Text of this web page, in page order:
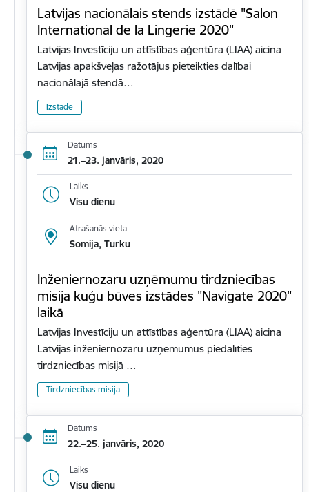
Latvijas nacionālais stends izstādē "Salon
International de la Lingerie 2020"
Latvijas Investīciju un attīstības aģentūra (LIAA) aicina
Latvijas apakšveļas ražotājus pieteikties dalībai
nacionālajā stendā…
Izstāde
Datums
21.–23. janvāris, 2020
Laiks
Visu dienu
Atrašanās vieta
Somija, Turku
Inženiernozaru uzņēmumu tirdzniecības
misija kuģu būves izstādes "Navigate 2020"
laikā
Latvijas Investīciju un attīstības aģentūra (LIAA) aicina
Latvijas inženiernozaru uzņēmumus piedalīties
tirdzniecības misijā …
Tirdzniecības misija
Datums
22.–25. janvāris, 2020
Laiks
Visu dienu